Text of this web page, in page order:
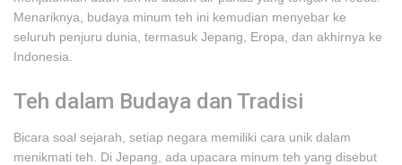
Menariknya, budaya minum teh ini kemudian menyebar ke
seluruh penjuru dunia, termasuk Jepang, Eropa, dan akhirnya ke
Indonesia.
Teh dalam Budaya dan Tradisi
Bicara soal sejarah, setiap negara memiliki cara unik dalam
menikmati teh. Di Jepang, ada upacara minum teh yang disebut